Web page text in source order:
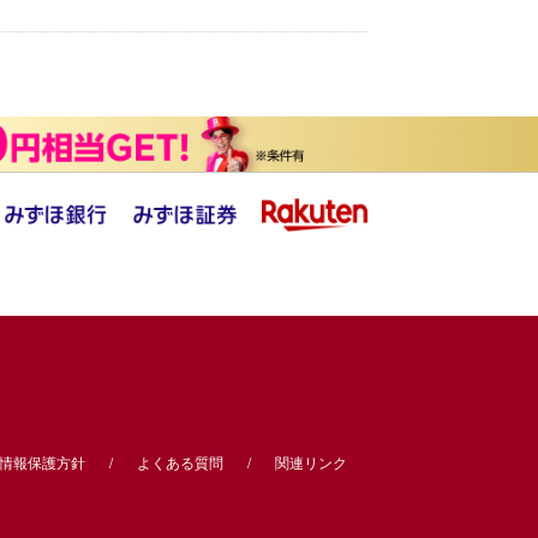
報保護方針 よくある質問 関連リンク